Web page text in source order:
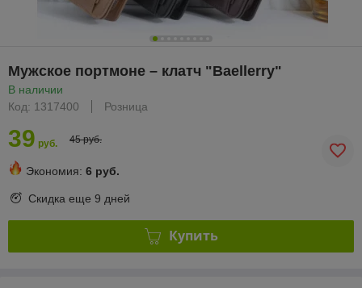
Мужское портмоне – клатч "Baellerry"
В наличии
Код: 1317400
Розница
39 руб. 45 руб.
Экономия: 6 руб.
Скидка еще 9 дней
Купить